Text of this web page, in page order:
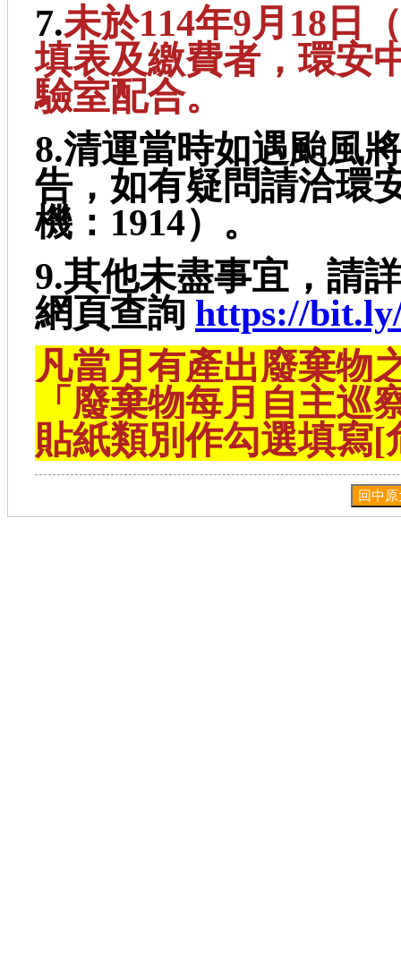
7.未於114年9月18日
填表及繳費者，環安
驗室配合。
8.清運當時如遇颱風
告，如有疑問請洽環
機：1914）。
9.其他未盡事宜，請
網頁查詢 https://
凡當月有產出廢棄物
「廢棄物每月自主
貼紙類別作勾選填寫[
回中